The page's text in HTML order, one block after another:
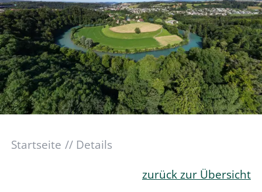
Startseite
Details
zurück zur Übersicht